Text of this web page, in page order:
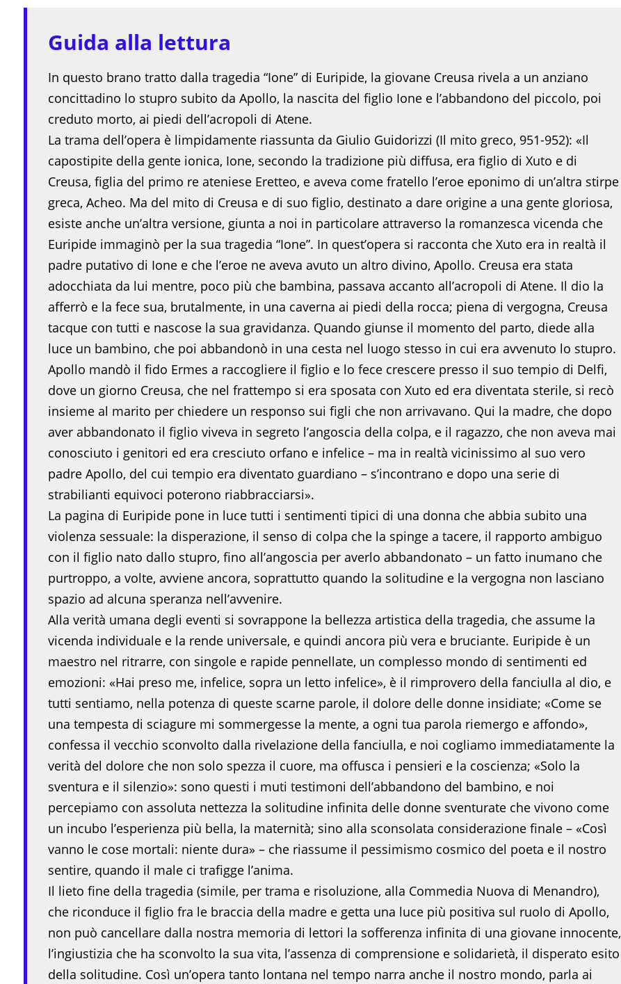
Guida alla lettura
In questo brano tratto dalla tragedia “Ione” di Euripide, la giovane Creusa rivela a un anziano
concittadino lo stupro subito da Apollo, la nascita del figlio Ione e l’abbandono del piccolo, poi
creduto morto, ai piedi dell’acropoli di Atene.
La trama dell’opera è limpidamente riassunta da Giulio Guidorizzi (Il mito greco, 951-952): «Il
capostipite della gente ionica, Ione, secondo la tradizione più diffusa, era figlio di Xuto e di
Creusa, figlia del primo re ateniese Eretteo, e aveva come fratello l’eroe eponimo di un’altra stirpe
greca, Acheo. Ma del mito di Creusa e di suo figlio, destinato a dare origine a una gente gloriosa,
esiste anche un’altra versione, giunta a noi in particolare attraverso la romanzesca vicenda che
Euripide immaginò per la sua tragedia “Ione”. In quest’opera si racconta che Xuto era in realtà il
padre putativo di Ione e che l’eroe ne aveva avuto un altro divino, Apollo. Creusa era stata
adocchiata da lui mentre, poco più che bambina, passava accanto all’acropoli di Atene. Il dio la
afferrò e la fece sua, brutalmente, in una caverna ai piedi della rocca; piena di vergogna, Creusa
tacque con tutti e nascose la sua gravidanza. Quando giunse il momento del parto, diede alla
luce un bambino, che poi abbandonò in una cesta nel luogo stesso in cui era avvenuto lo stupro.
Apollo mandò il fido Ermes a raccogliere il figlio e lo fece crescere presso il suo tempio di Delfi,
dove un giorno Creusa, che nel frattempo si era sposata con Xuto ed era diventata sterile, si recò
insieme al marito per chiedere un responso sui figli che non arrivavano. Qui la madre, che dopo
aver abbandonato il figlio viveva in segreto l’angoscia della colpa, e il ragazzo, che non aveva mai
conosciuto i genitori ed era cresciuto orfano e infelice – ma in realtà vicinissimo al suo vero
padre Apollo, del cui tempio era diventato guardiano – s’incontrano e dopo una serie di
strabilianti equivoci poterono riabbracciarsi».
La pagina di Euripide pone in luce tutti i sentimenti tipici di una donna che abbia subito una
violenza sessuale: la disperazione, il senso di colpa che la spinge a tacere, il rapporto ambiguo
con il figlio nato dallo stupro, fino all’angoscia per averlo abbandonato – un fatto inumano che
purtroppo, a volte, avviene ancora, soprattutto quando la solitudine e la vergogna non lasciano
spazio ad alcuna speranza nell’avvenire.
Alla verità umana degli eventi si sovrappone la bellezza artistica della tragedia, che assume la
vicenda individuale e la rende universale, e quindi ancora più vera e bruciante. Euripide è un
maestro nel ritrarre, con singole e rapide pennellate, un complesso mondo di sentimenti ed
emozioni: «Hai preso me, infelice, sopra un letto infelice», è il rimprovero della fanciulla al dio, e
tutti sentiamo, nella potenza di queste scarne parole, il dolore delle donne insidiate; «Come se
una tempesta di sciagure mi sommergesse la mente, a ogni tua parola riemergo e affondo»,
confessa il vecchio sconvolto dalla rivelazione della fanciulla, e noi cogliamo immediatamente la
verità del dolore che non solo spezza il cuore, ma offusca i pensieri e la coscienza; «Solo la
sventura e il silenzio»: sono questi i muti testimoni dell’abbandono del bambino, e noi
percepiamo con assoluta nettezza la solitudine infinita delle donne sventurate che vivono come
un incubo l’esperienza più bella, la maternità; sino alla sconsolata considerazione finale – «Così
vanno le cose mortali: niente dura» – che riassume il pessimismo cosmico del poeta e il nostro
sentire, quando il male ci trafigge l’anima.
Il lieto fine della tragedia (simile, per trama e risoluzione, alla Commedia Nuova di Menandro),
che riconduce il figlio fra le braccia della madre e getta una luce più positiva sul ruolo di Apollo,
non può cancellare dalla nostra memoria di lettori la sofferenza infinita di una giovane innocente,
l’ingiustizia che ha sconvolto la sua vita, l’assenza di comprensione e solidarietà, il disperato esito
della solitudine. Così un’opera tanto lontana nel tempo narra anche il nostro mondo, parla ai